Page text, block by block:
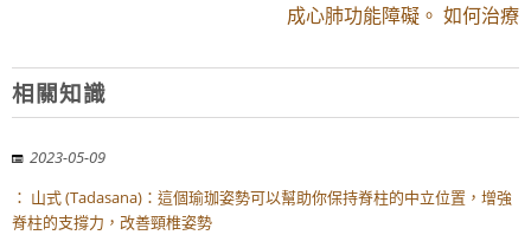
成心肺功能障礙。 如何治療
相關知識
2023-05-09
： 山式 (Tadasana)：這個瑜珈姿勢可以幫助你保持脊柱的中立位置，增強
脊柱的支撐力，改善頸椎姿勢